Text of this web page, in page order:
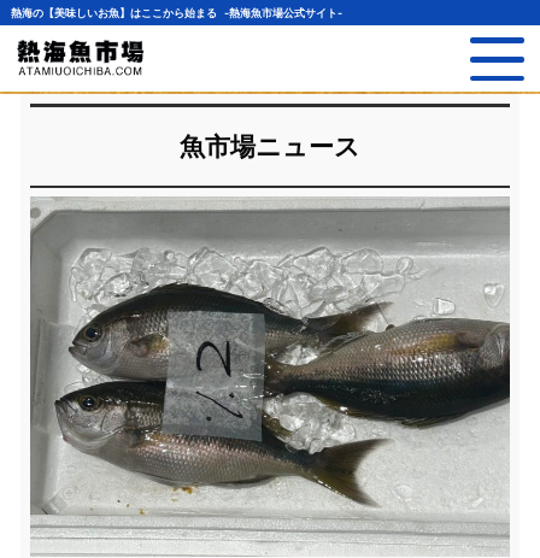
熱海の【美味しいお魚】はここから始まる -熱海魚市場公式サイト-
魚市場ニュース